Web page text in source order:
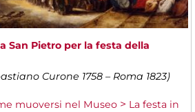
San Pietro per la festa della
Curone 1758 – Roma 1823)
muoversi nel Museo
La festa in